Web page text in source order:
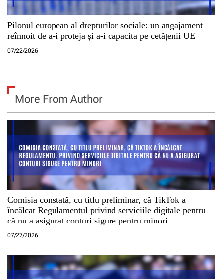
Pilonul european al drepturilor sociale: un angajament
reînnoit de a-i proteja și a-i capacita pe cetățenii UE
07/22/2026
More From Author
Comisia constată, cu titlu preliminar, că TikTok a
încălcat Regulamentul privind serviciile digitale pentru
că nu a asigurat conturi sigure pentru minori
07/27/2026